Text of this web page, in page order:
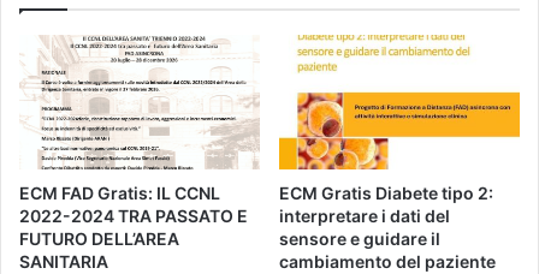
ECM FAD Gratis: IL CCNL
2022-2024 TRA PASSATO E
FUTURO DELL’AREA
SANITARIA
ECM Gratis Diabete tipo 2:
interpretare i dati del
sensore e guidare il
cambiamento del paziente